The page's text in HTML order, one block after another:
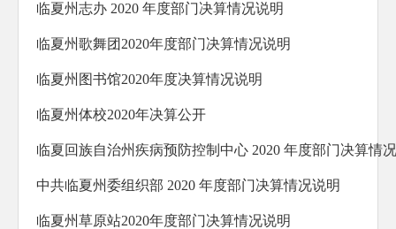
临夏州志办 2020 年度部门决算情况说明
临夏州歌舞团2020年度部门决算情况说明
临夏州图书馆2020年度决算情况说明
临夏州体校2020年决算公开
临夏回族自治州疾病预防控制中心 2020 年度部门决算情
中共临夏州委组织部 2020 年度部门决算情况说明
临夏州草原站2020年度部门决算情况说明